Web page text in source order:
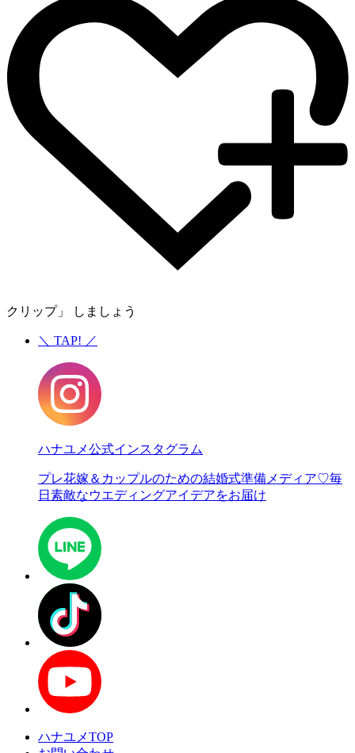
クリップ」 しましょう
＼ TAP! ／
ハナユメ公式インスタグラム
プレ花嫁＆カップルのための結婚式準備メディア♡毎
日素敵なウエディングアイデアをお届け
ハナユメTOP